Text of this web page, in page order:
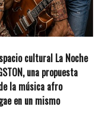
cultural La Noche
una propuesta
la música afro
en un mismo